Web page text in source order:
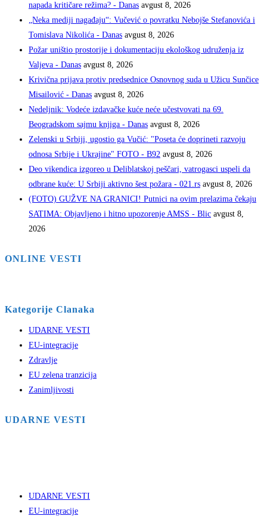
napada kritičare režima? - Danas avgust 8, 2026
„Neka mediji nagađaju“: Vučević o povratku Nebojše Stefanovića i
Tomislava Nikolića - Danas avgust 8, 2026
Požar uništio prostorije i dokumentaciju ekološkog udruženja iz
Valjeva - Danas avgust 8, 2026
Krivična prijava protiv predsednice Osnovnog suda u Užicu Sunčice
Misailović - Danas avgust 8, 2026
Nedeljnik: Vodeće izdavačke kuće neće učestvovati na 69.
Beogradskom sajmu knjiga - Danas avgust 8, 2026
Zelenski u Srbiji, ugostio ga Vučić: "Poseta će doprineti razvoju
odnosa Srbije i Ukrajine" FOTO - B92 avgust 8, 2026
Deo vikendica izgoreo u Deliblatskoj peščari, vatrogasci uspeli da
odbrane kuće: U Srbiji aktivno šest požara - 021.rs avgust 8, 2026
(FOTO) GUŽVE NA GRANICI! Putnici na ovim prelazima čekaju
SATIMA: Objavljeno i hitno upozorenje AMSS - Blic avgust 8,
2026
ONLINE VESTI
Kategorije Clanaka
UDARNE VESTI
EU-integracije
Zdravlje
EU zelena tranzicija
Zanimljivosti
UDARNE VESTI
UDARNE VESTI
EU-integracije